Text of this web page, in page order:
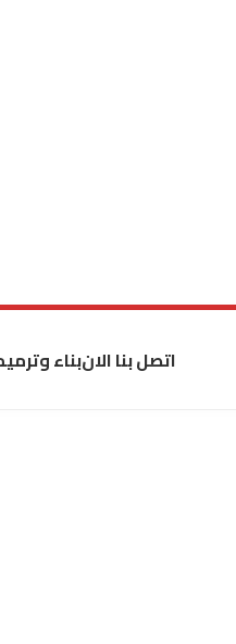
اتصل بنا الانبناء